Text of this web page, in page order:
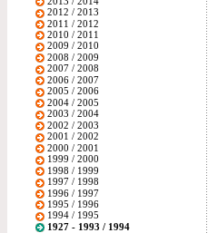
2012 / 2013
2011 / 2012
2010 / 2011
2009 / 2010
2008 / 2009
2007 / 2008
2006 / 2007
2005 / 2006
2004 / 2005
2003 / 2004
2002 / 2003
2001 / 2002
2000 / 2001
1999 / 2000
1998 / 1999
1997 / 1998
1996 / 1997
1995 / 1996
1994 / 1995
1927 - 1993 / 1994